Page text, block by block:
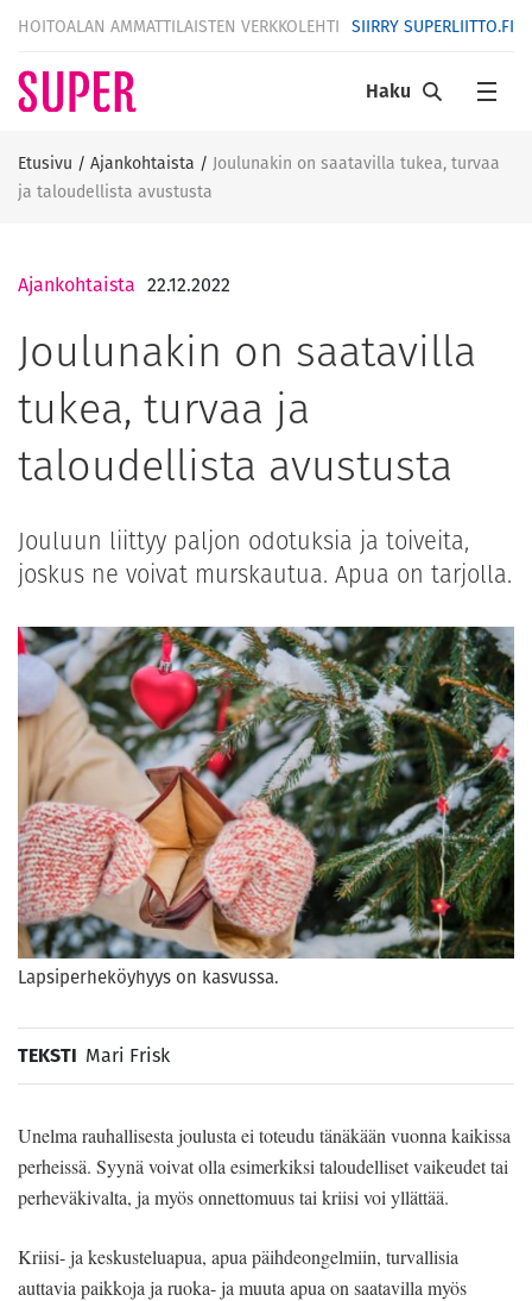
HOITOALAN AMMATTILAISTEN VERKKOLEHTI SIIRRY SUPERLIITTO.FI
Haku
Etusivu / Ajankohtaista / Joulunakin on saatavilla tukea, turvaa
ja taloudellista avustusta
Ajankohtaista 22.12.2022
Joulunakin on saatavilla
tukea, turvaa ja
taloudellista avustusta
Jouluun liittyy paljon odotuksia ja toiveita,
joskus ne voivat murskautua. Apua on tarjolla.
Lapsiperheköyhyys on kasvussa.
TEKSTI Mari Frisk
Unelma rauhallisesta joulusta ei toteudu tänäkään vuonna kaikissa
perheissä. Syynä voivat olla esimerkiksi taloudelliset vaikeudet tai
perheväkivalta, ja myös onnettomuus tai kriisi voi yllättää.
Kriisi- ja keskusteluapua, apua päihdeongelmiin, turvallisia
auttavia paikkoja ja ruoka- ja muuta apua on saatavilla myös